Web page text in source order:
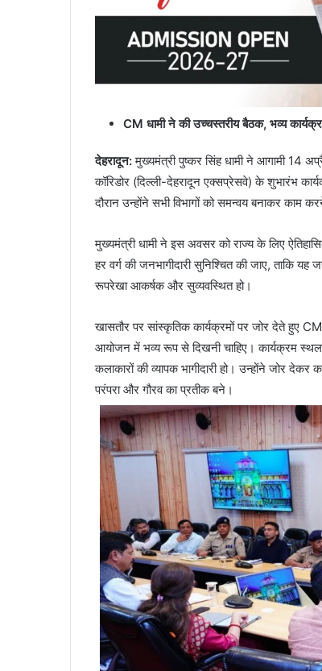
CM धामी ने की उच्चस्तरीय बैठक, भव्य
देहरादून:मुख्यमंत्री पुष्कर सिंह धामी ने आगामी 14
कॉरिडोर (दिल्ली-देहरादून एक्सप्रेसवे) के शुभारंभ
दौरान उन्होंने सभी विभागों को समन्वय बनाकर काम
मुख्यमंत्री धामी ने इस अवसर को राज्य के लिए
हर वर्ग की जनभागीदारी सुनिश्चित की जाए, ताकि
रूपरेखा आकर्षक और सुव्यवस्थित हो।
खासतौर पर सांस्कृतिक कार्यक्रमों पर जोर देते हुए
आयोजन में भव्य रूप से दिखनी चाहिए। कार्यक्रम
कलाकारों की व्यापक भागीदारी हो। उन्होंने जोर
परंपरा और गौरव का प्रतीक बने।